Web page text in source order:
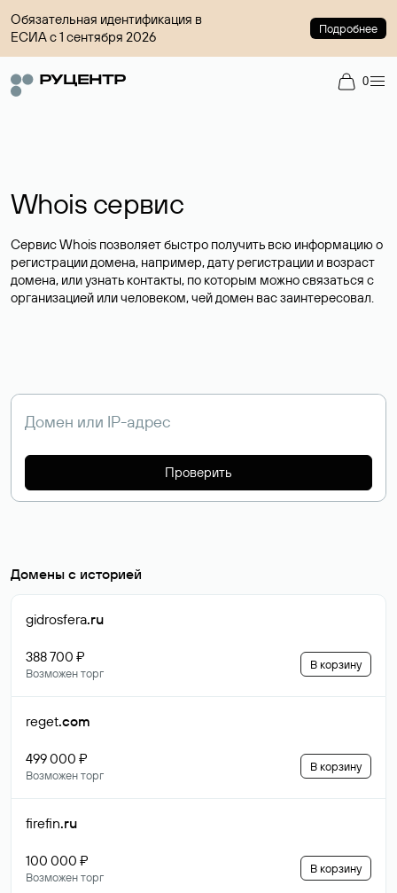
Обязательная идентификация в
ЕСИА с 1 сентября 2026
Подробнее
0
Whois сервис
Сервис Whois позволяет быстро получить всю информацию о
регистрации домена, например, дату регистрации и возраст
домена, или узнать контакты, по которым можно связаться с
организацией или человеком, чей домен вас заинтересовал.
Проверить
Домены с историей
gidrosfera.ru
388 700 ₽
Возможен торг
В корзину
reget.com
499 000 ₽
Возможен торг
В корзину
firefin.ru
100 000 ₽
Возможен торг
В корзину